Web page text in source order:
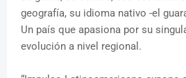
geografía, su idioma nativo -el
Un país que apasiona por su
evolución a nivel regional.